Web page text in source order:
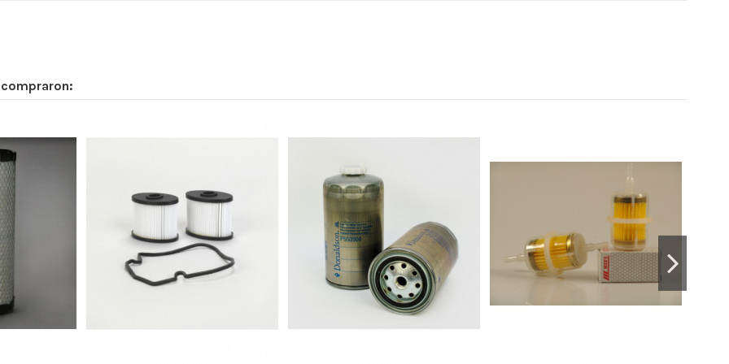
234
123
17
330